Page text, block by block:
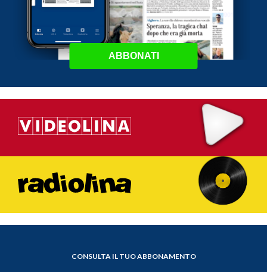
ABBONATI
CONSULTA IL TUO ABBONAMENTO